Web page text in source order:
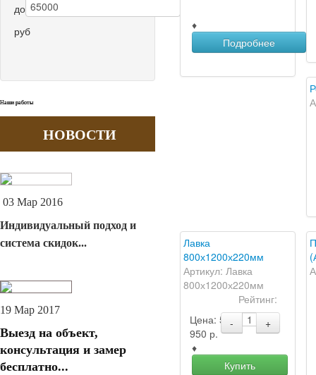
до
руб
Наши работы
Наши работы
Наши работы
НОВОСТИ
03 Мар 2016
Индивидуальный подход и
система скидок...
19 Мар 2017
Выезд на объект,
консультация и замер
бесплатно...
♦
Подробнее
Лавка
800х1200х220мм
Артикул: Лавка
800х1200х220мм
Рейтинг:
Цена: 5
950 р.
-
+
♦
Купить